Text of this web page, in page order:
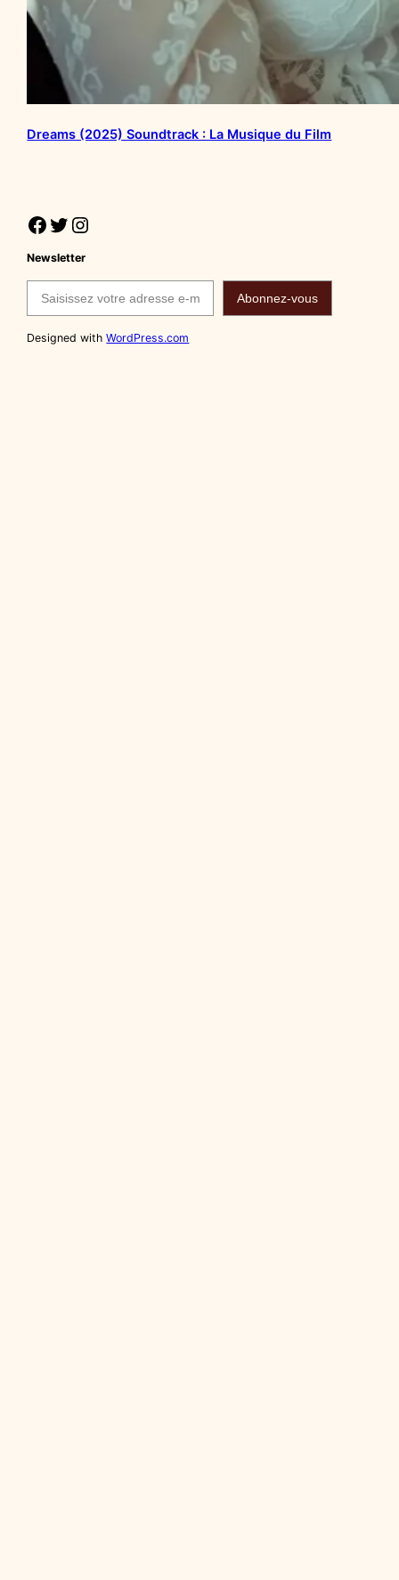
Dreams (2025) Soundtrack : La Musique du Film
Facebook Twitter Instagram
Newsletter
Saisissez votre adresse e-mail…
Abonnez-vous
Designed withWordPress.com